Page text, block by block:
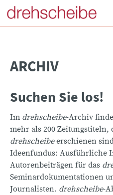
ARCHIV
Suchen Sie los!
Im drehscheibe-Archiv
mehr als 200 Zeitungstiteln,
drehscheibeerschienen
Ideenfundus: Ausführliche
Autorenbeiträgen für das
Seminardokumentationen
Journalisten. drehscheibe-